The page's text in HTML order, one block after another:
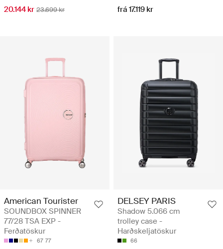
20.144 kr 23.699 kr frá 17.119 kr
American Tourister
SOUNDBOX SPINNER
77/28 TSA EXP -
Ferðatöskur
67 77
DELSEY PARIS
Shadow 5.066 cm
trolley case -
Harðskeljatöskur
66